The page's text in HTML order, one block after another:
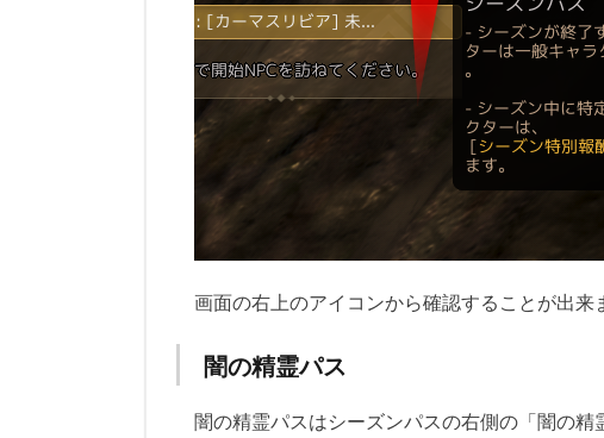
画面の右上のアイコンから確認することが出来
闇の精霊パス
闇の精霊パスはシーズンパスの右側の「闇の精